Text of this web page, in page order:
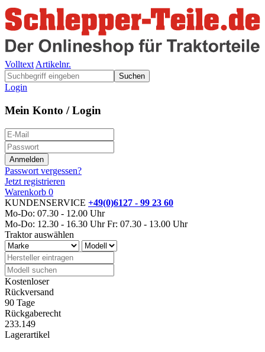
Volltext Artikelnr.
Suchen
Login
Mein Konto / Login
Passwort vergessen?
Jetzt registrieren
Warenkorb 0
KUNDENSERVICE +49(0)6127 - 99 23 60
Mo-Do: 07.30 - 12.00 Uhr
Mo-Do: 12.30 - 16.30 Uhr Fr: 07.30 - 13.00 Uhr
Traktor auswählen
Kostenloser
Rückversand
90 Tage
Rückgaberecht
233.149
Lagerartikel